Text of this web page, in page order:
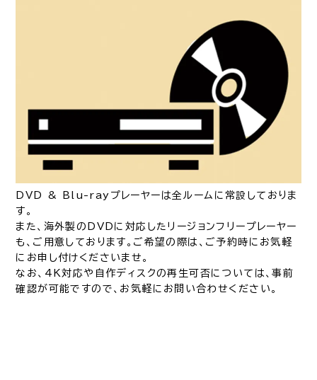
DVD & Blu-rayプレーヤーは全ルームに常設しておりま
す。
また、海外製のDVDに対応したリージョンフリープレーヤー
も、ご用意しております。ご希望の際は、ご予約時にお気軽
にお申し付けくださいませ。
なお、4K対応や自作ディスクの再生可否については、事前
確認が可能ですので、お気軽にお問い合わせください。